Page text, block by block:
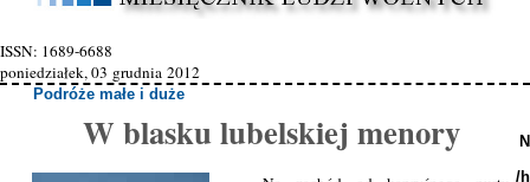
ISSN: 1689-6688
poniedziałek, 03 grudnia 2012
Podróże małe i duże
W blasku lubelskiej menory
/